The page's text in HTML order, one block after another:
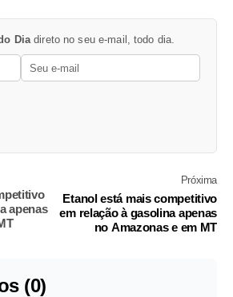
Dia direto no seu e-mail, todo dia.
apenas
Próxima
Etanol está mais competitivo
em relação à gasolina apenas
no Amazonas e em MT
(0)